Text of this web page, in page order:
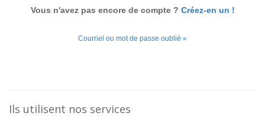
Vous n'avez pas encore de compte ? Créez-en un !
Courriel ou mot de passe oublié »
Ils utilisent nos services